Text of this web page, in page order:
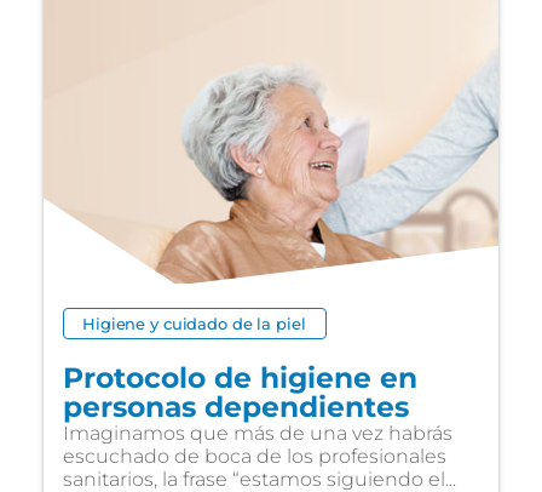
Higiene y cuidado de la piel
Protocolo de higiene en
personas dependientes
Imaginamos que más de una vez habrás
escuchado de boca de los profesionales
sanitarios, la frase “estamos siguiendo el...